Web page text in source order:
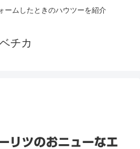
ームしたときのハウツーを紹介
チカ
リツのおニューなエ